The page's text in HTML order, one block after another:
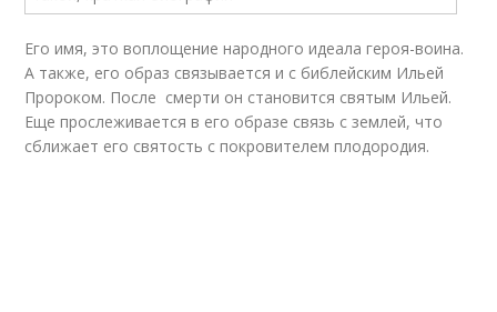
Его имя, это воплощение народного идеала героя-воина.
А также, его образ связывается и с библейским Ильей
Пророком. После смерти он становится святым Ильей.
Еще прослеживается в его образе связь с землей, что
сближает его святость с покровителем плодородия.